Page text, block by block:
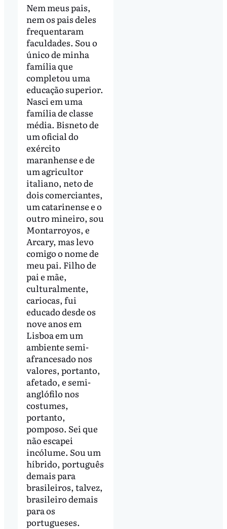
Nem meus pais,
nem os pais deles
frequentaram
faculdades. Sou o
único de minha
família que
completou uma
educação superior.
Nasci em uma
família de classe
média. Bisneto de
um oficial do
exército
maranhense e de
um agricultor
italiano, neto de
dois comerciantes,
um catarinense e o
outro mineiro, sou
Montarroyos, e
Arcary, mas levo
comigo o nome de
meu pai. Filho de
pai e mãe,
culturalmente,
cariocas, fui
educado desde os
nove anos em
Lisboa em um
ambiente semi-
afrancesado nos
valores, portanto,
afetado, e semi-
anglófilo nos
costumes,
portanto,
pomposo. Sei que
não escapei
incólume. Sou um
híbrido, português
demais para
brasileiros, talvez,
brasileiro demais
para os
portugueses.